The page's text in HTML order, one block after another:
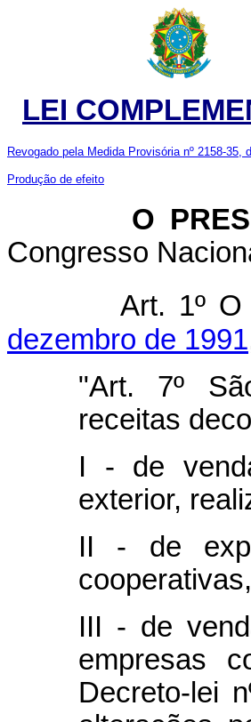
LEI
Revogado pela Medida Provisória nº 2158-35,
Produção de efeito
O
Congresso
Art. 1º O
dezembro de 1991
"Art. 7º
receitas
I - de
exterior,
II - de
III - de
empresas
Decreto-lei